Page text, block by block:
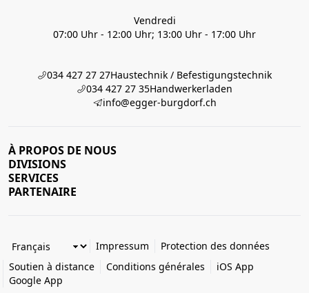
Vendredi
07:00 Uhr - 12:00 Uhr; 13:00 Uhr - 17:00 Uhr
034 427 27 27Haustechnik / Befestigungstechnik
034 427 27 35Handwerkerladen
info@egger-burgdorf.ch
À PROPOS DE NOUS
DIVISIONS
SERVICES
PARTENAIRE
Impressum
Protection des données
Soutien à distance
Conditions générales
iOS App
Google App